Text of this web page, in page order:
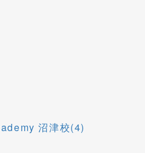
沼津校(4)